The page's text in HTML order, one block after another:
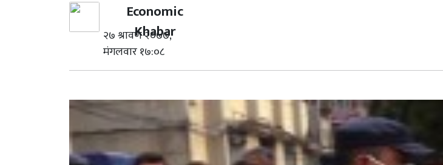
Economic
Khabar
२७ श्रावण २०७७,
मंगलवार १७:०८